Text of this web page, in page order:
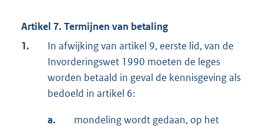
Artikel 7. Termijnen van betaling
1.
In afwijking van artikel 9, eerste lid, van de
Invorderingswet 1990 moeten de leges
worden betaald in geval de kennisgeving als
bedoeld in artikel 6:
a.
mondeling wordt gedaan, op het